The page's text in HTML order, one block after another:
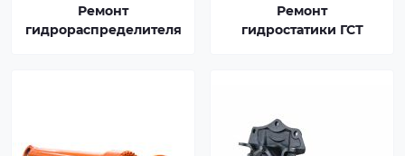
Ремонт
гидрораспределителя
Ремонт
гидростатики ГСТ